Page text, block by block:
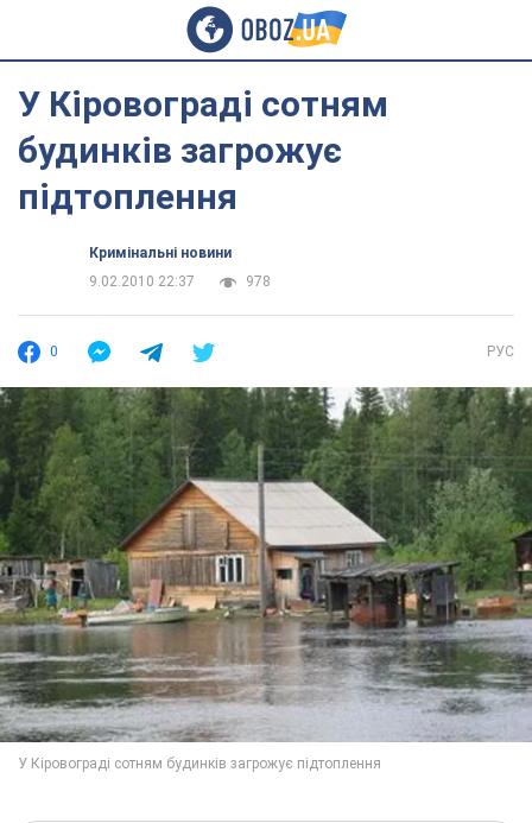
У Кіровограді сотням
будинків загрожує
підтоплення
Кримінальні новини
9.02.2010 22:37
978
0 РУС